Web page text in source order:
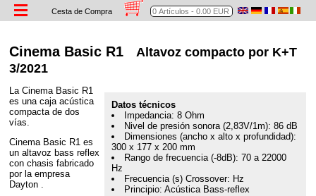
Cesta de Compra
Cinema Basic R1 Altavoz compacto por K+T
3/2021
Datos técnicos
Impedancia: 8 Ohm
Nivel de presión sonora (2,83V/1m): 86 dB
Dimensiones (ancho x alto x profundidad):
300 x 177 x 200 mm
Rango de frecuencia (-8dB): 70 a 22000
Hz
Frecuencia (s) Crossover: Hz
Principio: Acústica Bass-reflex
La Cinema Basic R1
es una caja acústica
compacta de dos
vías.
Cinema Basic R1 es
un altavoz bass reflex
con chasis fabricado
por la empresa
Dayton .